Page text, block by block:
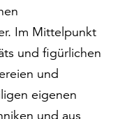
Im Mittelpunkt
und figürlichen
und
eigenen
und aus